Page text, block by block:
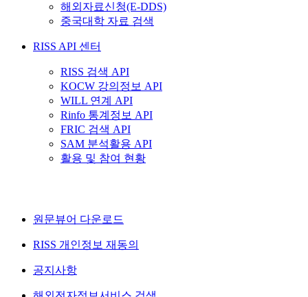
해외자료신청(E-DDS)
중국대학 자료 검색
RISS API 센터
RISS 검색 API
KOCW 강의정보 API
WILL 연계 API
Rinfo 통계정보 API
FRIC 검색 API
SAM 분석활용 API
활용 및 참여 현황
원문뷰어 다운로드
RISS 개인정보 재동의
공지사항